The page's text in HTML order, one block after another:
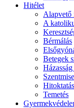
Hitélet
Alapvető
A
Bérmálás
Betegek
Hitoktatás
Temetés